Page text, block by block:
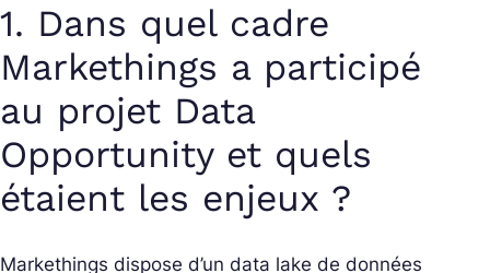
1. Dans quel cadre
Markethings a participé
au projet Data
Opportunity et quels
étaient les enjeux ?
Markethings dispose d’un data lake de données